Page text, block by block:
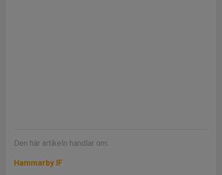
Den här artikeln handlar om:
Hammarby IF